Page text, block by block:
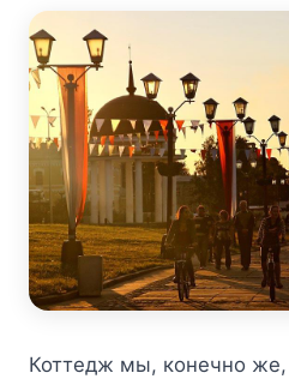
Коттедж мы, конечно же,